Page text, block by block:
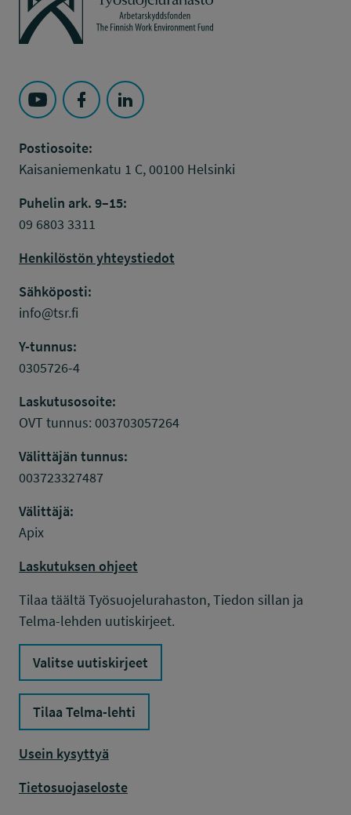
Seuraa Työsuojelurahasto kohteessa: YouTube
Seuraa Työsuojelurahasto kohteessa:
Seuraa Työsuojelurahasto kohteessa:
Postiosoite:
Kaisaniemenkatu 1 C, 00100 Helsinki
Puhelin ark. 9–15:
09 6803 3311
Henkilöstön yhteystiedot
Sähköposti:
info@tsr.fi
Y-tunnus:
0305726-4
Laskutusosoite:
OVT tunnus: 003703057264
Välittäjän tunnus:
003723327487
Välittäjä:
Apix
Laskutuksen ohjeet
Tilaa täältä Työsuojelurahaston, Tiedon sillan ja
Telma-lehden uutiskirjeet.
Valitse uutiskirjeet
Tilaa Telma-lehti
Usein kysyttyä
Tietosuojaseloste